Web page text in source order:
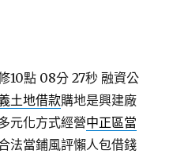
10點 08分 27秒 融資公
土地借款購地是興建廠
元化方式經營中正區當
法當鋪風評懶人包借錢